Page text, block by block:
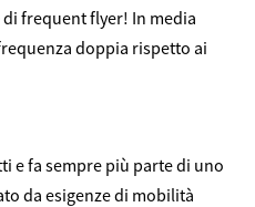
frequent flyer! In media
doppia rispetto ai
e fa sempre più parte di uno
da esigenze di mobilità